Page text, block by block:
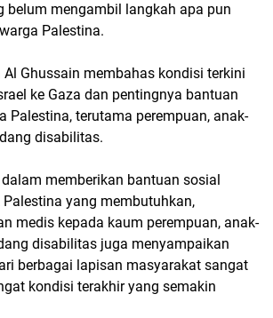
belum mengambil langkah apa pun
Palestina.
Ghussain membahas kondisi terkini
ke Gaza dan pentingnya bantuan
Palestina, terutama perempuan, anak-
disabilitas.
memberikan bantuan sosial
yang membutuhkan,
medis kepada kaum perempuan, anak-
disabilitas juga menyampaikan
berbagai lapisan masyarakat sangat
kondisi terakhir yang semakin